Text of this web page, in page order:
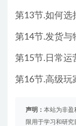
第13节.如何选
第14节.发货与
第15节.日常运
第16节.高级玩
声明： 本站为非盈
限用于学习和研